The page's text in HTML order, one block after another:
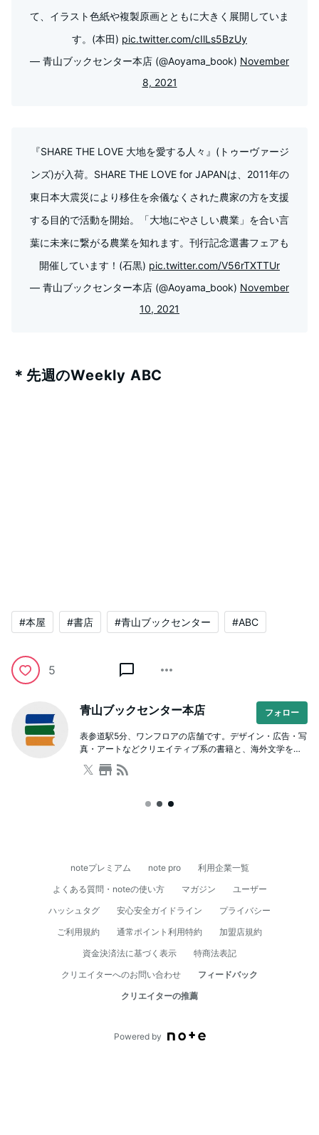
て、イラスト色紙や複製原画とともに大きく展開していま
す。(本田) pic.twitter.com/cIlLs5BzUy
— 青山ブックセンター本店 (@Aoyama_book) November
8, 2021
『SHARE THE LOVE 大地を愛する人々』(トゥーヴァージ
ンズ)が入荷。SHARE THE LOVE for JAPANは、2011年の
東日本大震災により移住を余儀なくされた農家の方を支援
する目的で活動を開始。「大地にやさしい農業」を合い言
葉に未来に繋がる農業を知れます。刊行記念選書フェアも
開催しています！(石黒) pic.twitter.com/V56rTXTTUr
— 青山ブックセンター本店 (@Aoyama_book) November
10, 2021
＊先週のWeekly ABC
#本屋 #書店 #青山ブックセンター #ABC
5
青山ブックセンター本店 フォロー
表参道駅5分、ワンフロアの店舗です。デザイン・広告・写
真・アートなどクリエイティブ系の書籍と、海外文学をは
のスクールも併設しており、著者を招いたイベントも開催
noteプレミアム note pro
利用企業一覧
よくある質問・noteの使い方
マガジン
ユーザー
ハッシュタグ
安心安全ガイドライン
プライバシー
ご利用規約
通常ポイント利用特約
加盟店規約
資⾦決済法に基づく表⽰
特商法表記
クリエイターへのお問い合わせ
フィードバック
クリエイターの推薦
Powered by